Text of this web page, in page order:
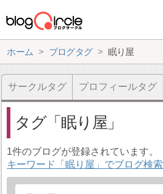
ホーム ブログタグ 眠り屋
サークルタグ プロフィールタグ
タグ 眠り屋
1件のブログが登録されています。
キーワード「眠り屋」でブログ検索